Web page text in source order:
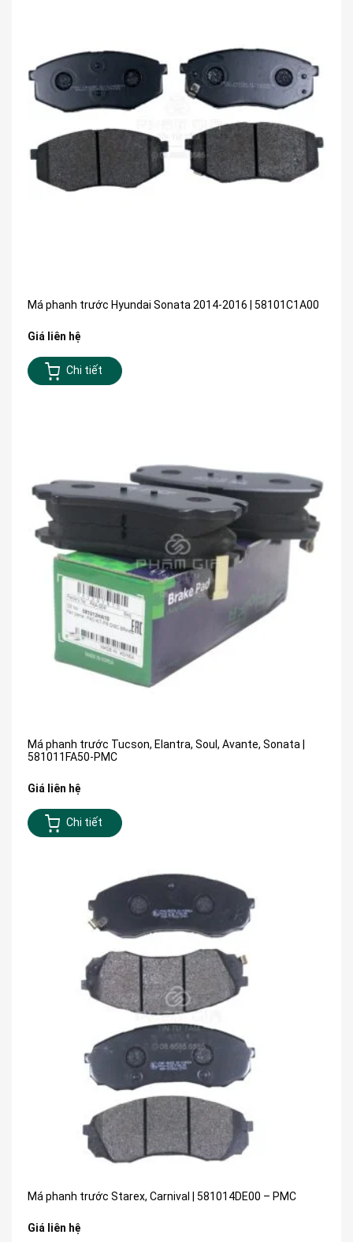
Má phanh trước Hyundai Sonata 2014-2016 | 58101C1A00
Giá liên hệ
Chi tiết
Má phanh trước Tucson, Elantra, Soul, Avante, Sonata |
581011FA50-PMC
Giá liên hệ
Chi tiết
Má phanh trước Starex, Carnival | 581014DE00 – PMC
Giá liên hệ